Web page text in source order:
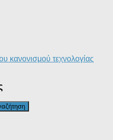
κανονισμού τεχνολογίας